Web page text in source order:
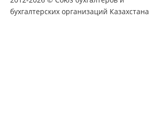
бухгалтерских организаций Казахстана